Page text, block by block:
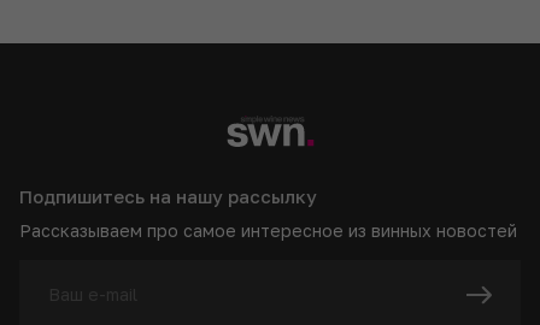
Подпишитесь на нашу рассылку
Рассказываем про самое интересное из винных новостей